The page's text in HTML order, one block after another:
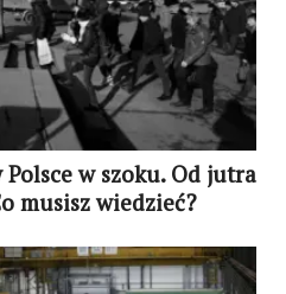
w szoku. Od jutra
musisz wiedzieć?